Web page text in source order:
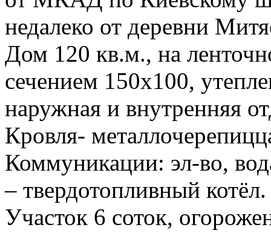
недалеко от деревни
Дом 120 кв.м., на
сечением 150х100,
наружная и внутренняя
Кровля-
Коммуникации: эл-во,
– твердотопливный котёл.
Участок 6 соток,